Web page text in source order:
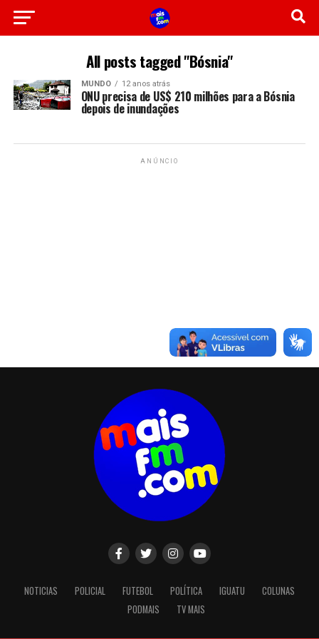
All posts tagged "Bósnia"
MUNDO 12 anos atrás
ONU precisa de US$ 210 milhões para a Bósnia
depois de inundações
ANÚNCIO
NOTICIAS POLICIAL FUTEBOL POLÍTICA IGUATU
COLUNAS
PODMAIS
TV MAIS